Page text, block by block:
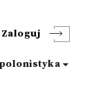
Zaloguj